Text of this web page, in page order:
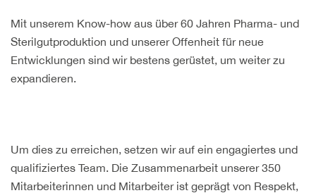
Mit unserem Know-how aus über 60 Jahren Pharma- und
Sterilgutproduktion und unserer Offenheit für neue
Entwicklungen sind wir bestens gerüstet, um weiter zu
expandieren.
Um dies zu erreichen, setzen wir auf ein engagiertes und
qualifiziertes Team. Die Zusammenarbeit unserer 350
Mitarbeiterinnen und Mitarbeiter ist geprägt von Respekt,